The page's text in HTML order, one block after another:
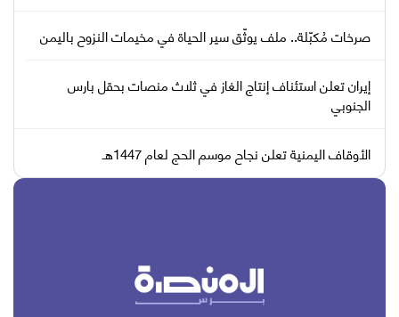
صرخات مُكبّلة.. ملف يوثّق سير الحياة في مخيمات النزوح باليمن
إيران تعلن استئناف إنتاج الغاز في ثلاث منصات بحقل بارس
الجنوبي
الأوقاف اليمنية تعلن نجاح موسم الحج لعام 1447هـ